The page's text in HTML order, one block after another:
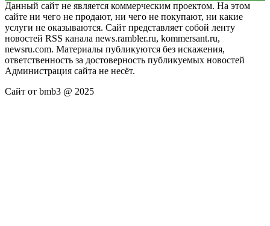
Данный сайт не является коммерческим проектом. На этом
сайте ни чего не продают, ни чего не покупают, ни какие
услуги не оказываются. Сайт представляет собой ленту
новостей RSS канала news.rambler.ru, kommersant.ru,
newsru.com. Материалы публикуются без искажения,
ответственность за достоверность публикуемых новостей
Администрация сайта не несёт.
Сайт от bmb3 @ 2025